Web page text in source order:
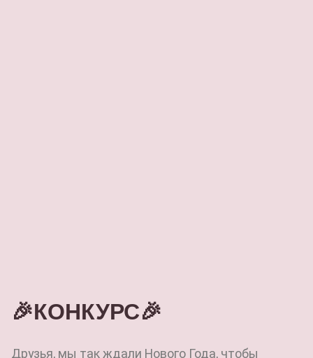
🎉КОНКУРС🎉
Друзья, мы так ждали Нового Года, чтобы